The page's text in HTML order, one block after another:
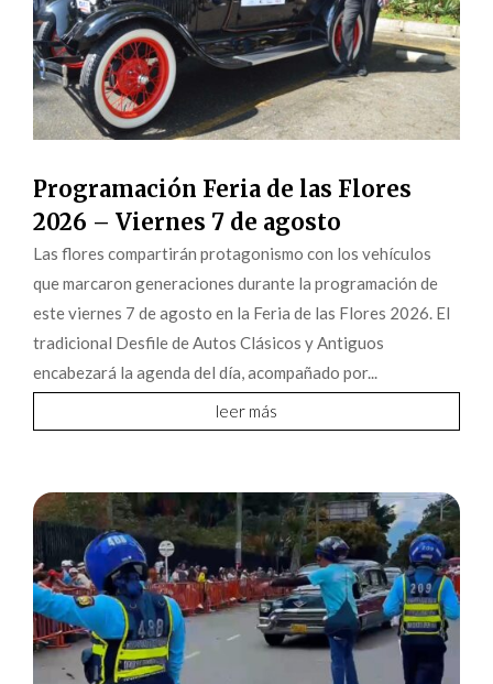
Programación Feria de las Flores
2026 – Viernes 7 de agosto
Las flores compartirán protagonismo con los vehículos
que marcaron generaciones durante la programación de
este viernes 7 de agosto en la Feria de las Flores 2026. El
tradicional Desfile de Autos Clásicos y Antiguos
encabezará la agenda del día, acompañado por...
leer más